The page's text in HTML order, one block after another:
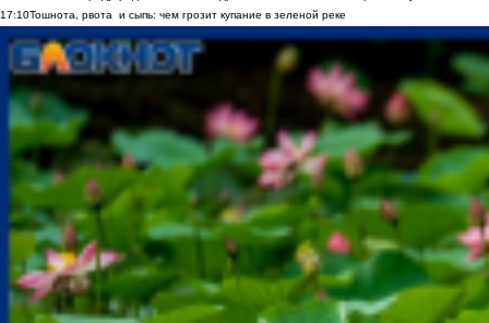
17:10Тошнота, рвота и сыпь: чем грозит купание в зеленой реке